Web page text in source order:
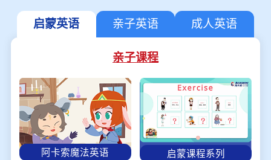
启蒙英语 亲子英语 成人英语
亲子课程
阿卡索魔法英语 启蒙课程系列